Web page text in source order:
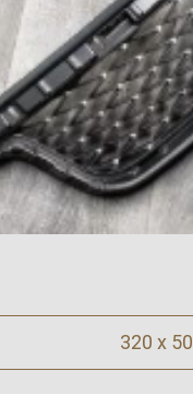
320 x 50